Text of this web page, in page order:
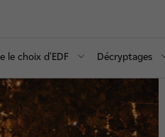
le choix d'EDF Décryptages